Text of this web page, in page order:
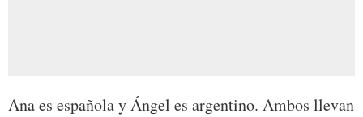
Ana es española y Ángel es argentino. Ambos llevan